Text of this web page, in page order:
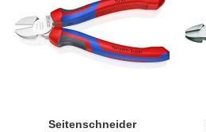
Seitenschneider